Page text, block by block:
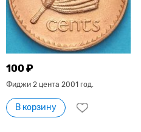
100 ₽
Фиджи 2 цента 2001 год.
В корзину